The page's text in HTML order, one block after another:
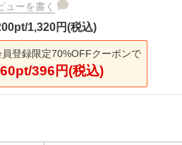
ューを書く
1,320円(税込)
員登録限定70%OFFクーポンで
396円(税込)